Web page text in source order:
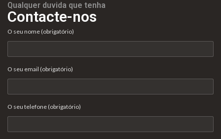
Qualquer duvida que tenha
Contacte-nos
O seu nome (obrigatório)
O seu email (obrigatório)
O seu telefone (obrigatório)